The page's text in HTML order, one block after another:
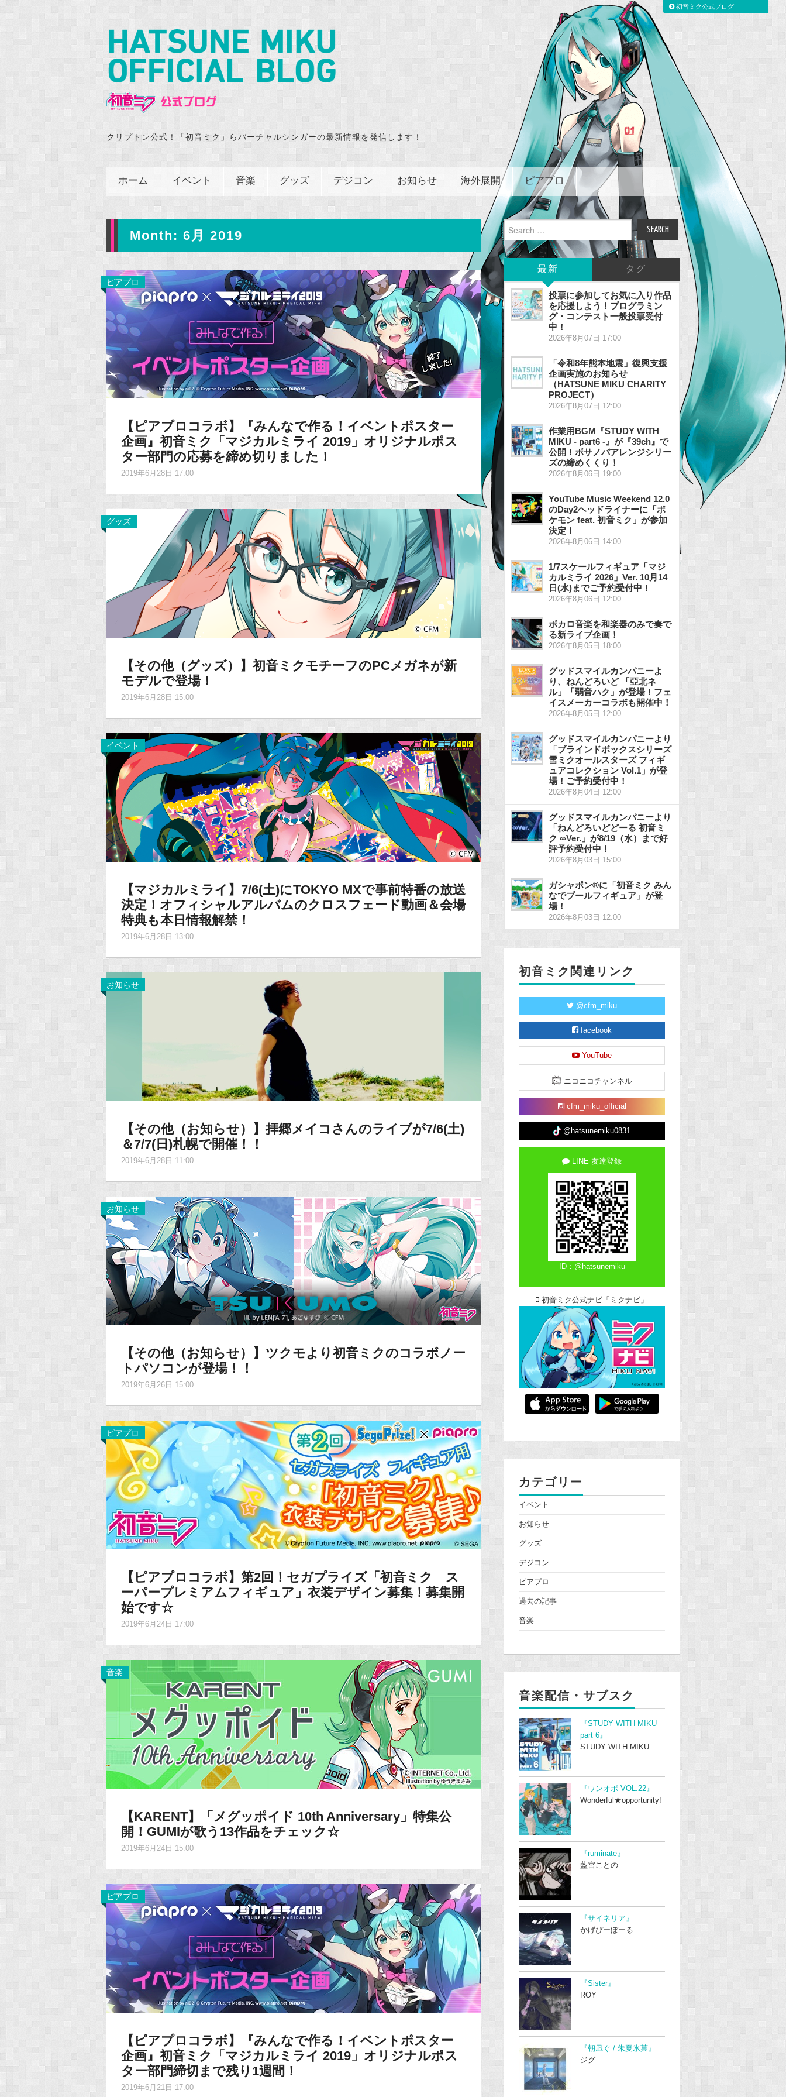
クリプトン公式！「初音ミク」らバーチャルシンガーの最新情報を発信します！
ホーム イベント 音楽 グッズ デジコン お知らせ 海外展開 ピアプロ
Month: 6月 2019
ピアプロ
【ピアプロコラボ】『みんなで作る！イベントポスター
企画』初音ミク「マジカルミライ 2019」オリジナルポス
ター部門の応募を締め切りました！
2019年6月28日 17:00
グッズ
【その他（グッズ）】初音ミクモチーフのPCメガネが新
モデルで登場！
2019年6月28日 15:00
イベント
【マジカルミライ】7/6(土)にTOKYO MXで事前特番の放送
決定！オフィシャルアルバムのクロスフェード動画＆会場
特典も本日情報解禁！
2019年6月28日 13:00
お知らせ
【その他（お知らせ）】拝郷メイコさんのライブが7/6(土)
＆7/7(日)札幌で開催！！
2019年6月28日 11:00
お知らせ
【その他（お知らせ）】ツクモより初音ミクのコラボノー
トパソコンが登場！！
2019年6月26日 15:00
ピアプロ
【ピアプロコラボ】第2回！セガプライズ「初音ミク ス
ーパープレミアムフィギュア」衣装デザイン募集！募集開
始です☆
2019年6月24日 17:00
音楽
【KARENT】「メグッポイド 10th Anniversary」特集公
開！GUMIが歌う13作品をチェック☆
2019年6月24日 15:00
ピアプロ
【ピアプロコラボ】『みんなで作る！イベントポスター
企画』初音ミク「マジカルミライ 2019」オリジナルポス
ター部門締切まで残り1週間！
2019年6月21日 17:00
Search
for:
最新 タグ
投票に参加してお気に入り作品
を応援しよう！プログラミン
グ・コンテスト一般投票受付
中！
2026年8月07日 17:00
「令和8年熊本地震」復興支援
企画実施のお知らせ
（HATSUNE MIKU CHARITY
PROJECT）
2026年8月07日 12:00
作業用BGM『STUDY WITH
MIKU - part6 -』が『39ch』で
公開！ボサノバアレンジシリー
ズの締めくくり！
2026年8月06日 19:00
YouTube Music Weekend 12.0
のDay2ヘッドライナーに「ポ
ケモン feat. 初音ミク」が参加
決定！
2026年8月06日 14:00
1/7スケールフィギュア「マジ
カルミライ 2026」Ver. 10月14
日(水)までご予約受付中！
2026年8月06日 12:00
ボカロ音楽を和楽器のみで奏で
る新ライブ企画！
2026年8月05日 18:00
グッドスマイルカンパニーよ
り、ねんどろいど 「亞北ネ
ル」「弱音ハク」が登場！フェ
イスメーカーコラボも開催中！
2026年8月05日 12:00
グッドスマイルカンパニーより
「ブラインドボックスシリーズ
雪ミクオールスターズ フィギ
ュアコレクション Vol.1」が登
場！ご予約受付中！
2026年8月04日 12:00
グッドスマイルカンパニーより
「ねんどろいどどーる 初音ミ
ク ∞Ver.」が8/19（水）まで好
評予約受付中！
2026年8月03日 15:00
ガシャポン®に「初音ミク みん
なでプールフィギュア」が登
場！
2026年8月03日 12:00
初音ミク関連リンク
@cfm_miku
facebook
YouTube
ニコニコチャンネル
cfm_miku_official
@hatsunemiku0831
LINE 友達登録
ID：@hatsunemiku
初音ミク公式ナビ「ミクナビ」
カテゴリー
イベント
お知らせ
グッズ
デジコン
ピアプロ
過去の記事
音楽
音楽配信・サブスク
『STUDY WITH MIKU
part 6』
STUDY WITH MIKU
『ワンオポ VOL.22』
Wonderful★opportunity!
『ruminate』
藍宮ことの
『サイネリア』
かげぴーぼーる
『Sister』
ROY
『朝凪ぐ / 朱夏氷菓』
ジグ
初音ミク公式ブログ